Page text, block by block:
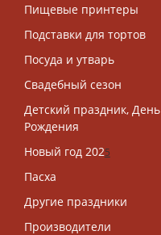
Пищевые принтеры
Подставки для тортов
Посуда и утварь
Свадебный сезон
Детский праздник, День
Рождения
Новый год 2025
Пасха
Другие праздники
Производители